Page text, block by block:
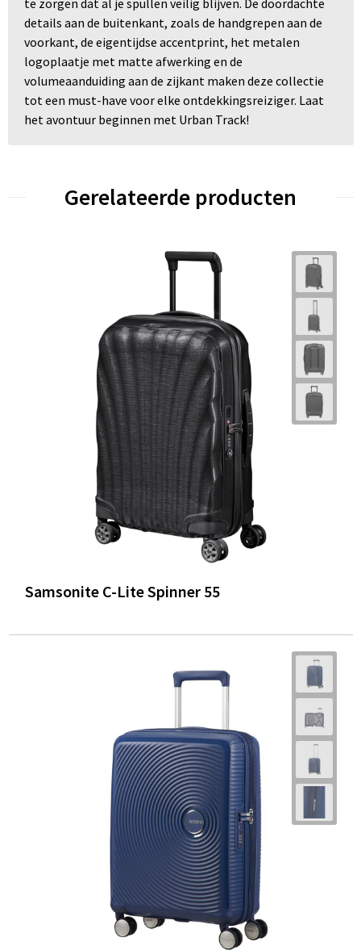
te zorgen dat al je spullen veilig blijven. De doordachte
details aan de buitenkant, zoals de handgrepen aan de
voorkant, de eigentijdse accentprint, het metalen
logoplaatje met matte afwerking en de
volumeaanduiding aan de zijkant maken deze collectie
tot een must-have voor elke ontdekkingsreiziger. Laat
het avontuur beginnen met Urban Track!
Gerelateerde producten
Samsonite C-Lite Spinner 55